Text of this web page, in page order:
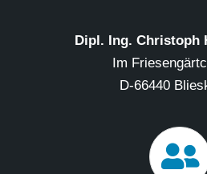
Dipl. Ing. Christoph
Im
D-66440